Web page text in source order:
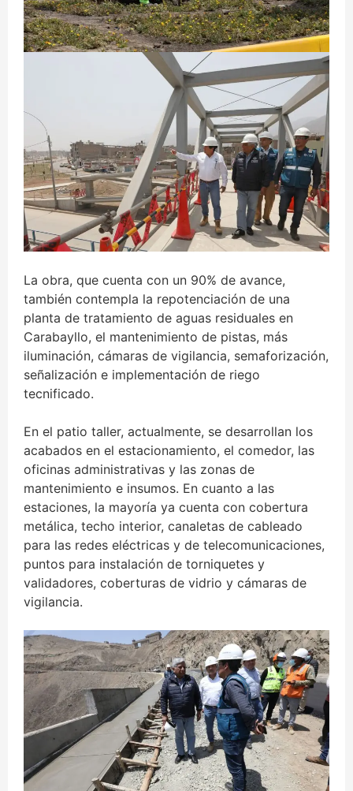
La obra, que cuenta con un 90% de avance,
también contempla la repotenciación de una
planta de tratamiento de aguas residuales en
Carabayllo, el mantenimiento de pistas, más
iluminación, cámaras de vigilancia, semaforización,
señalización e implementación de riego
tecnificado.
En el patio taller, actualmente, se desarrollan los
acabados en el estacionamiento, el comedor, las
oficinas administrativas y las zonas de
mantenimiento e insumos. En cuanto a las
estaciones, la mayoría ya cuenta con cobertura
metálica, techo interior, canaletas de cableado
para las redes eléctricas y de telecomunicaciones,
puntos para instalación de torniquetes y
validadores, coberturas de vidrio y cámaras de
vigilancia.